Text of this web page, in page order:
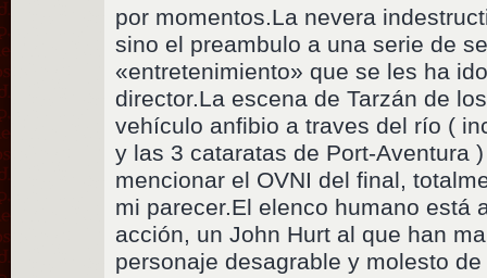
por momentos.La nevera
sino el preambulo a una serie de
«entretenimiento» que se les ha
director.La escena de Tarzán de
vehículo anfibio a traves del río (
y las 3 cataratas de Port-Aventura
mencionar el OVNI del final,
mi parecer.El elenco humano está
acción, un John Hurt al que han
personaje desagrable y molesto